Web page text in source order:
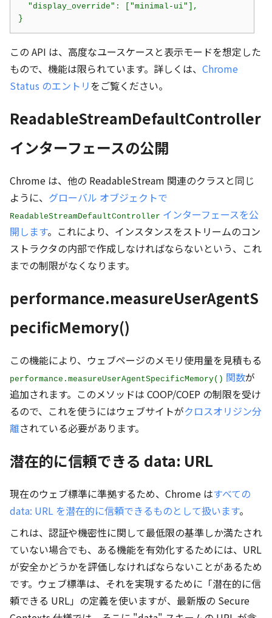
  "display_override": ["minimal-ui"],
}
この API は、高度なユースケースと表示モードを想定した
もので、機能は限られています。詳しくは、 Chrome
Status のエントリをご覧ください。
ReadableStreamDefaultController
インターフェースの公開
Chrome は、他の ReadableStream 関連のクラスと同じ
ように、 グローバル オブジェクトで
ReadableStreamDefaultController インターフェースを公
開します。これにより、インスタンスをストリームのコン
ストラクタの内部で作成しなければならないという、これ
までの制限がなくなります。
performance.measureUserAgentS
pecificMemory()
この機能により、ウェブページのメモリ使用量を見積もる
performance.measureUserAgentSpecificMemory() 関数が
追加されます。このメソッドは COOP/COEP の制限を受け
るので、これを使うにはウェブサイトがクロスオリジン分
離されている必要があります。
潜在的に信頼できる data: URL
現在のウェブ標準に準拠するため、Chrome はすべての
data: URL を潜在的に信頼できるものとして扱います。
これは、認証や機密性に関して最低限の基準しか満たされ
ていない場合でも、ある機能を有効化するためには、URL
が安全かどうかを評価しなければならないことがあるため
です。ウェブ標準は、それを実現するために「潜在的に信
頼できる URL」の定義を使いますが、最新版の Secure